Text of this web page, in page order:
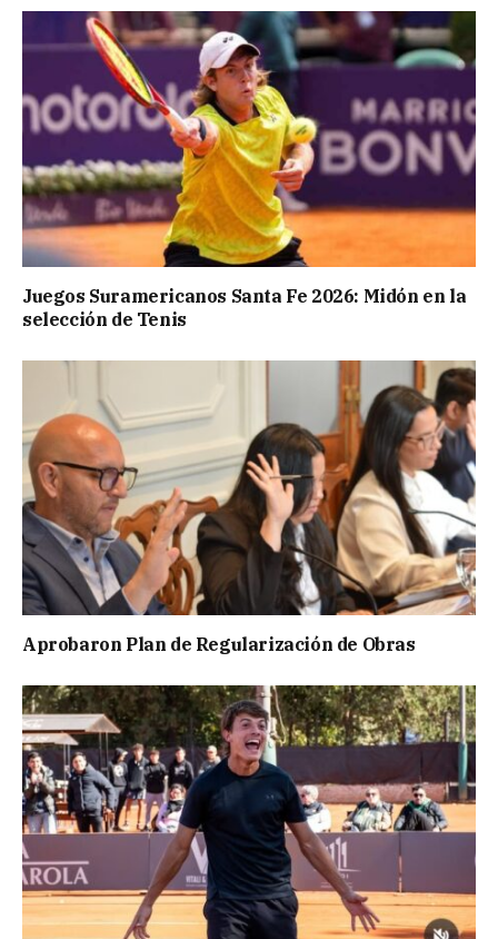
Juegos Suramericanos Santa Fe 2026: Midón en la
selección de Tenis
Aprobaron Plan de Regularización de Obras